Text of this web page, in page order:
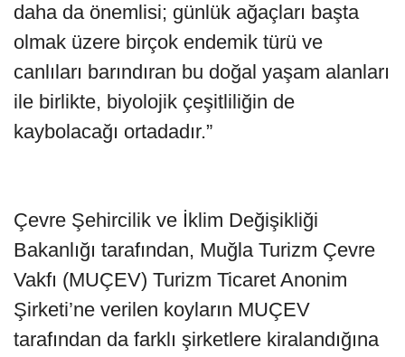
daha da önemlisi; günlük ağaçları başta
olmak üzere birçok endemik türü ve
canlıları barındıran bu doğal yaşam alanları
ile birlikte, biyolojik çeşitliliğin de
kaybolacağı ortadadır.”
Çevre Şehircilik ve İklim Değişikliği
Bakanlığı tarafından, Muğla Turizm Çevre
Vakfı (MUÇEV) Turizm Ticaret Anonim
Şirketi’ne verilen koyların MUÇEV
tarafından da farklı şirketlere kiralandığına